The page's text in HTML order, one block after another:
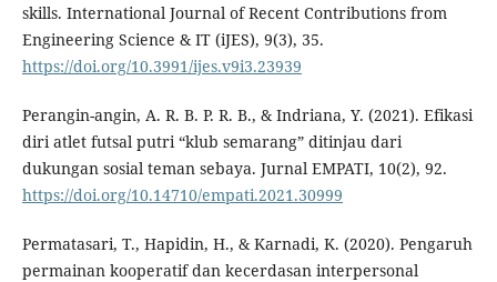
skills. International Journal of Recent Contributions from
Engineering Science & IT (iJES), 9(3), 35.
https://doi.org/10.3991/ijes.v9i3.23939
Perangin-angin, A. R. B. P. R. B., & Indriana, Y. (2021). Efikasi
diri atlet futsal putri “klub semarang” ditinjau dari
dukungan sosial teman sebaya. Jurnal EMPATI, 10(2), 92.
https://doi.org/10.14710/empati.2021.30999
Permatasari, T., Hapidin, H., & Karnadi, K. (2020). Pengaruh
permainan kooperatif dan kecerdasan interpersonal